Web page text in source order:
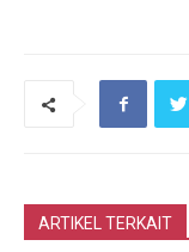
ARTIKEL TERKAIT